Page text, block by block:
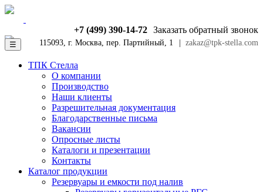
Заказать обратный звонок
+7 (499) 390-14-72
zakaz@tpk-stella.com
115093, г. Москва, пер. Партийный, 1
☰
ТПК Стелла
О компании
Производство
Наши клиенты
Разрешительная документация
Благодарственные письма
Вакансии
Опросные листы
Каталоги и презентации
Контакты
Каталог продукции
Резервуары и емкости под налив